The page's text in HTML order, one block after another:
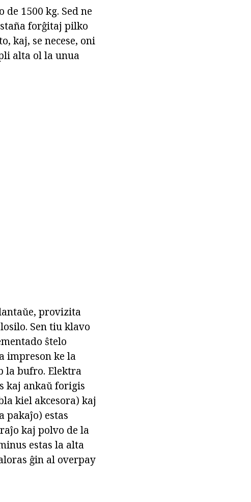
1500 kg. Sed ne
forĝitaj pilko
kaj, se necese, oni
alta ol la unua
provizita
Sen tiu klavo
ŝtelo
impreson ke la
la bufro. Elektra
kaj ankaŭ forigis
kiel akcesora) kaj
pakaĵo) estas
kaj polvo de la
estas la alta
ĝin al overpay